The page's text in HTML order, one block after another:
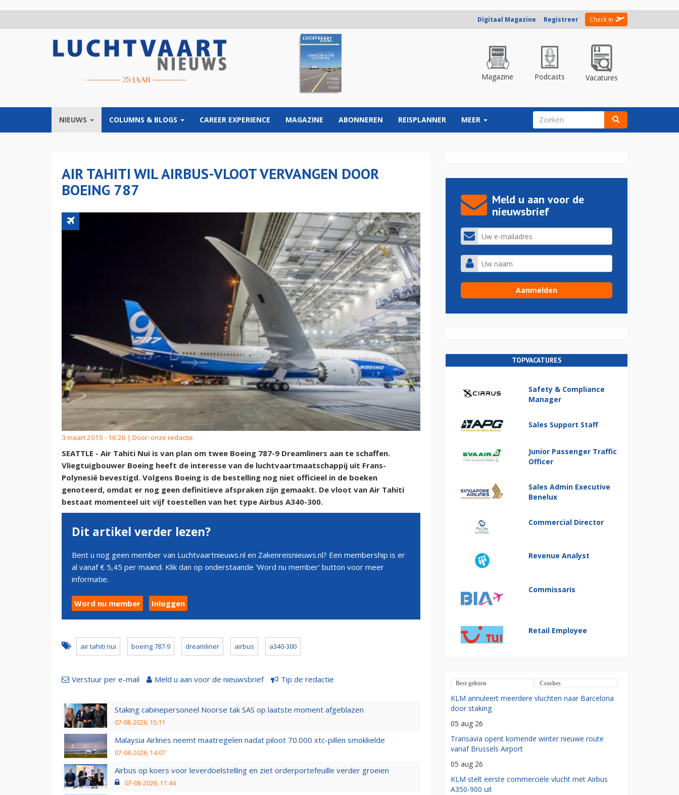
Digitaal Magazine Registreer Check in
Magazine Podcasts Vacatures
NIEUWS COLUMNS & BLOGS CAREER EXPERIENCE MAGAZINE ABONNEREN REISPLANNER MEER ZOEKVELD
AIR TAHITI WIL AIRBUS-VLOOT VERVANGEN DOOR
BOEING 787
3 maart 2015 - 16:20 | Door: onze redactie
SEATTLE - Air Tahiti Nui is van plan om twee Boeing 787-9 Dreamliners aan te schaffen.
Vliegtuigbouwer Boeing heeft de interesse van de luchtvaartmaatschappij uit Frans-
Polynesië bevestigd. Volgens Boeing is de bestelling nog niet officieel in de boeken
genoteerd, omdat er nog geen definitieve afspraken zijn gemaakt. De vloot van Air Tahiti
bestaat momenteel uit vijf toestellen van het type Airbus A340-300.
Dit artikel verder lezen?
Bent u nog geen member van Luchtvaartnieuws.nl en Zakenreisnieuws.nl? Een membership is er
al vanaf € 5,45 per maand. Klik dan op onderstaande 'Word nu member' button voor meer
informatie.
Word nu member Inloggen
air tahiti nui boeing 787-9 dreamliner airbus a340-300
Verstuur per e-mail Meld u aan voor de nieuwsbrief Tip de redactie
Staking cabinepersoneel Noorse tak SAS op laatste moment afgeblazen
07-08-2026, 15:11
Malaysia Airlines neemt maatregelen nadat piloot 70.000 xtc-pillen smokkelde
07-08-2026, 14:07
Airbus op koers voor leverdoelstelling en ziet orderportefeuille verder groeien
07-08-2026, 11:44
Meld u aan voor de
nieuwsbrief
TOPVACATURES
Safety & Compliance
Manager
Sales Support Staff
Junior Passenger Traffic
Officer
Sales Admin Executive
Benelux
Commercial Director
Revenue Analyst
Commissaris
Retail Employee
Best gelezen Crashes
KLM annuleert meerdere vluchten naar Barcelona
door staking
05 aug 26
Transavia opent komende winter nieuwe route
vanaf Brussels Airport
05 aug 26
KLM stelt eerste commerciële vlucht met Airbus
A350-900 uit